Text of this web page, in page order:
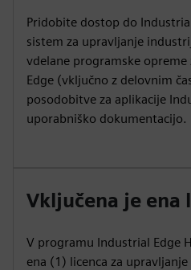
Pridobite dostop do
sistem za upravljanje
vdelane programske
Edge (vključno z delovnim
posodobitve za aplikacije
uporabniško dokumentacijo.
Vključena je ena
V programu Industrial Edge
ena (1) licenca za